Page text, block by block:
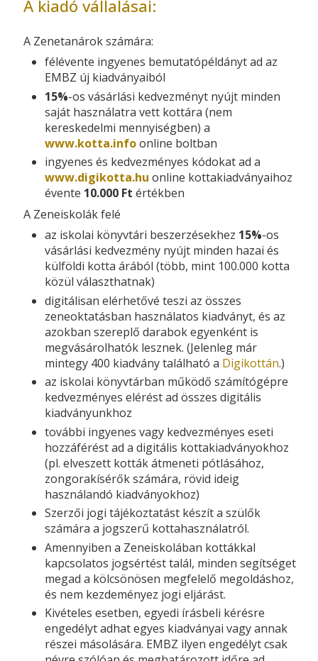
A kiadó vállalásai:
A Zenetanárok számára:
félévente ingyenes bemutatópéldányt ad az
EMBZ új kiadványaiból
15%-os vásárlási kedvezményt nyújt minden
saját használatra vett kottára (nem
kereskedelmi mennyiségben) a
www.kotta.infoonline boltban
ingyenes és kedvezményes kódokat ad a
www.digikotta.hu online kottakiadványaihoz
évente 10.000 Ft értékben
A Zeneiskolák felé
az iskolai könyvtári beszerzésekhez 15%-os
vásárlási kedvezmény nyújt minden hazai és
külföldi kotta árából (több, mint 100.000 kotta
közül választhatnak)
digitálisan elérhetővé teszi az összes
zeneoktatásban használatos kiadványt, és az
azokban szereplő darabok egyenként is
megvásárolhatók lesznek. (Jelenleg már
mintegy 400 kiadvány található a Digikottán.)
az iskolai könyvtárban működő számítógépre
kedvezményes elérést ad összes digitális
kiadványunkhoz
további ingyenes vagy kedvezményes eseti
hozzáférést ad a digitális kottakiadványokhoz
(pl. elveszett kották átmeneti pótlásához,
zongorakísérők számára, rövid ideig
használandó kiadványokhoz)
Szerzői jogi tájékoztatást készít a szülők
számára a jogszerű kottahasználatról.
Amennyiben a Zeneiskolában kottákkal
kapcsolatos jogsértést talál, minden segítséget
megad a kölcsönösen megfelelő megoldáshoz,
és nem kezdeményez jogi eljárást.
Kivételes esetben, egyedi írásbeli kérésre
engedélyt adhat egyes kiadványai vagy annak
részei másolására. EMBZ ilyen engedélyt csak